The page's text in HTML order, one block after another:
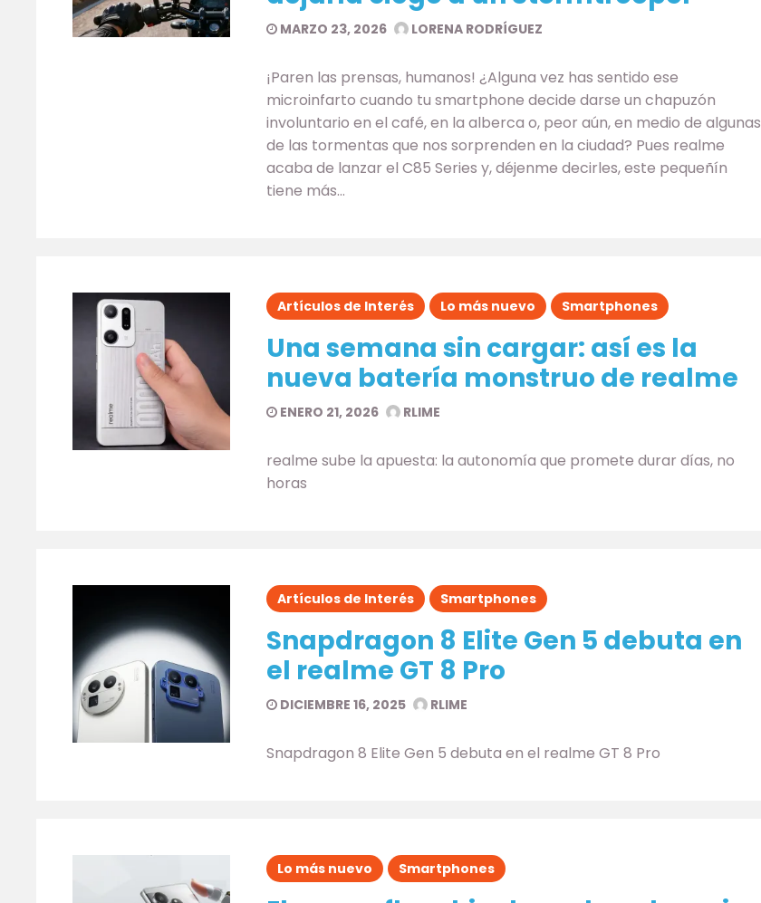
MARZO 23, 2026 LORENA RODRÍGUEZ
¡Paren las prensas, humanos! ¿Alguna vez has sentido ese
microinfarto cuando tu smartphone decide darse un chapuzón
involuntario en el café, en la alberca o, peor aún, en medio de algunas
de las tormentas que nos sorprenden en la ciudad? Pues realme
acaba de lanzar el C85 Series y, déjenme decirles, este pequeñín
tiene más…
Artículos de Interés Lo más nuevo Smartphones
Una semana sin cargar: así es la
nueva batería monstruo de realme
ENERO 21, 2026 RLIME
realme sube la apuesta: la autonomía que promete durar días, no
horas
Artículos de Interés Smartphones
Snapdragon 8 Elite Gen 5 debuta en
el realme GT 8 Pro
DICIEMBRE 16, 2025 RLIME
Snapdragon 8 Elite Gen 5 debuta en el realme GT 8 Pro
Lo más nuevo Smartphones